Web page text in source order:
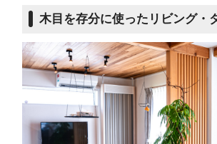
木目を存分に使ったリビング・